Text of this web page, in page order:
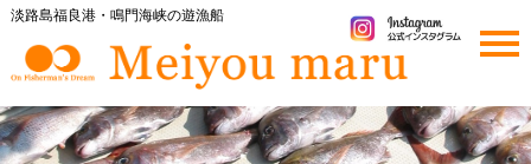
淡路島福良港・鳴門海峡の遊漁船